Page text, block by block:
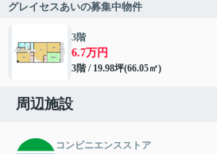
グレイセスあいの募集中物件
3階
6.7万円
3階 / 19.98坪(66.05㎡)
周辺施設
コンビニエンスストア